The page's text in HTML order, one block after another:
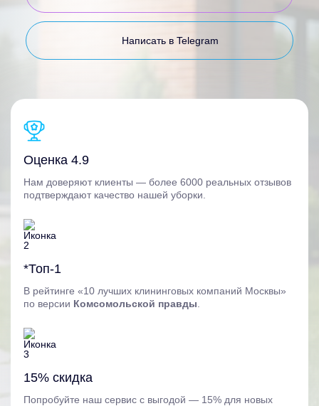
Написать в Telegram
Оценка 4.9
Нам доверяют клиенты — более 6000 реальных отзывов
подтверждают качество нашей уборки.
*Топ-1
В рейтинге «10 лучших клининговых компаний Москвы»
по версии Комсомольской правды
15% скидка
Попробуйте наш сервис с выгодой — 15% для новых